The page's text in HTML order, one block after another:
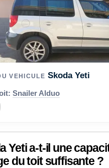
VEHICULE Skoda Yeti
Snailer Alduo
Yeti a-t-il une
du toit suffisante ?